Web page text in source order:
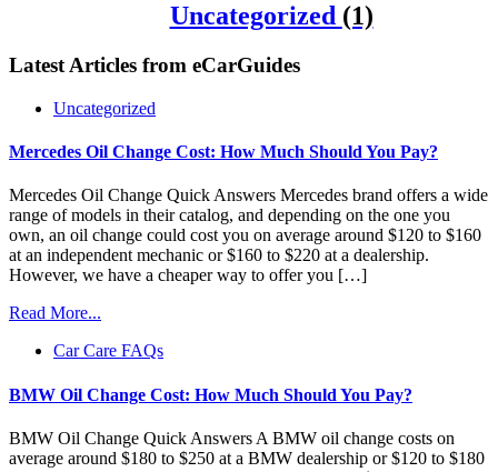
Uncategorized (1)
Latest Articles from eCarGuides
Uncategorized
Mercedes Oil Change Cost: How Much Should You Pay?
Mercedes Oil Change Quick Answers Mercedes brand offers a wide
range of models in their catalog, and depending on the one you
own, an oil change could cost you on average around $120 to $160
at an independent mechanic or $160 to $220 at a dealership.
However, we have a cheaper way to offer you […]
Read More...
Car Care FAQs
BMW Oil Change Cost: How Much Should You Pay?
BMW Oil Change Quick Answers A BMW oil change costs on
average around $180 to $250 at a BMW dealership or $120 to $180